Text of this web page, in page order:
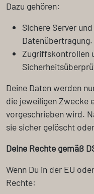
Dazu gehören:
Sichere Server
Datenübertragung.
Zugriffskontrollen
Deine Daten werden
die jeweiligen Zwecke
vorgeschrieben wird.
sie sicher gelöscht
Deine Rechte gemäß
Wenn Du in der EU
Rechte: